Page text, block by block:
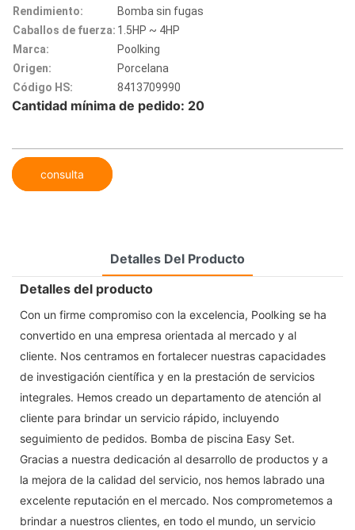
Rendimiento:
Bomba sin fugas
Caballos de fuerza: 1.5HP ~ 4HP
Marca:
Poolking
Origen:
Porcelana
Código HS:
8413709990
Cantidad mínima de pedido: 20
consulta
Detalles Del Producto
Detalles del producto
Con un firme compromiso con la excelencia, Poolking se ha
convertido en una empresa orientada al mercado y al
cliente. Nos centramos en fortalecer nuestras capacidades
de investigación científica y en la prestación de servicios
integrales. Hemos creado un departamento de atención al
cliente para brindar un servicio rápido, incluyendo
seguimiento de pedidos. Bomba de piscina Easy Set.
Gracias a nuestra dedicación al desarrollo de productos y a
la mejora de la calidad del servicio, nos hemos labrado una
excelente reputación en el mercado. Nos comprometemos a
brindar a nuestros clientes, en todo el mundo, un servicio